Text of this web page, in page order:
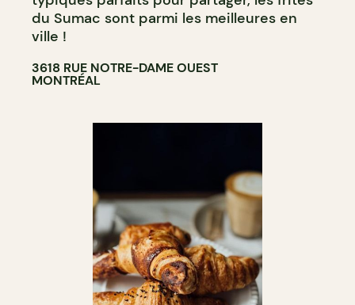
du Sumac sont parmi les meilleures en
ville !
3618 RUE NOTRE-DAME OUEST
MONTRÉAL